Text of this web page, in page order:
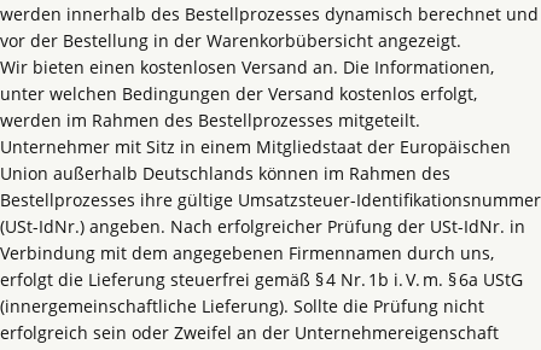
werden innerhalb des Bestellprozesses dynamisch berechnet und
vor der Bestellung in der Warenkorbübersicht angezeigt.
Wir bieten einen kostenlosen Versand an. Die Informationen,
unter welchen Bedingungen der Versand kostenlos erfolgt,
werden im Rahmen des Bestellprozesses mitgeteilt.
Unternehmer mit Sitz in einem Mitgliedstaat der Europäischen
Union außerhalb Deutschlands können im Rahmen des
Bestellprozesses ihre gültige Umsatzsteuer-Identifikationsnummer
(USt-IdNr.) angeben. Nach erfolgreicher Prüfung der USt-IdNr. in
Verbindung mit dem angegebenen Firmennamen durch uns,
erfolgt die Lieferung steuerfrei gemäß § 4 Nr. 1b i. V. m. § 6a UStG
(innergemeinschaftliche Lieferung). Sollte die Prüfung nicht
erfolgreich sein oder Zweifel an der Unternehmereigenschaft